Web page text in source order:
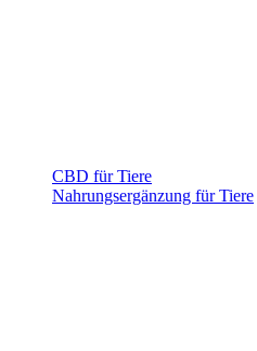
CBD für Tiere
Nahrungsergänzung für Tiere